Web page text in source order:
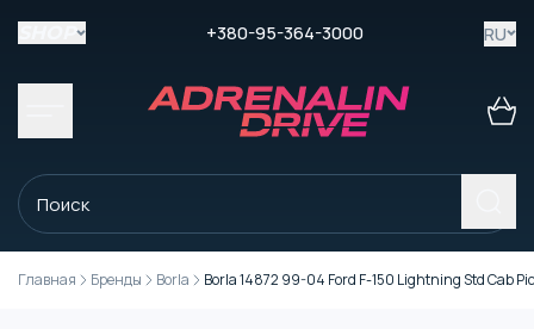
+380-95-364-3000 RU
Главная Бренды Borla Borla 14872 99-04 Ford F-150 Lightning Std Cab